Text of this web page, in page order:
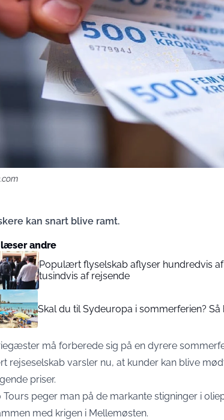
kan snart blive ramt.
læser andre
Populært flyselskab aflyser hundredvis
tusindvis af rejsende
Skal du til Sydeuropa i sommerferien?
må forberede sig på en dyrere
rejseselskab varsler nu, at kunder kan blive
priser.
Tours peger man på de markante stigninger i
med krigen i Mellemøsten.